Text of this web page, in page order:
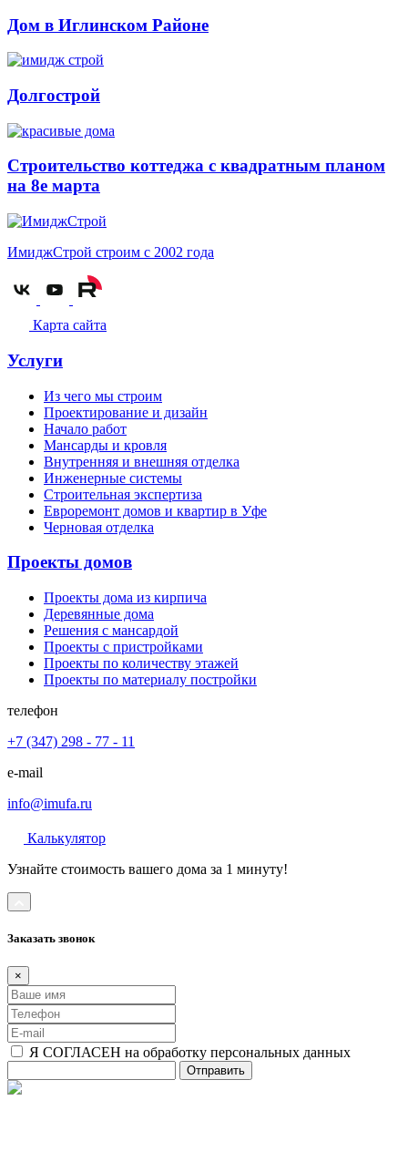
Дом в Иглинском Районе
Долгострой
Строительство коттеджа с квадратным планом
на 8е марта
ИмиджСтрой строим с 2002 года
Карта сайта
Услуги
Из чего мы строим
Проектирование и дизайн
Начало работ
Мансарды и кровля
Внутренняя и внешняя отделка
Инженерные системы
Строительная экспертиза
Евроремонт домов и квартир в Уфе
Черновая отделка
Проекты домов
Проекты дома из кирпича
Деревянные дома
Решения с мансардой
Проекты с пристройками
Проекты по количеству этажей
Проекты по материалу постройки
телефон
+7 (347) 298 - 77 - 11
e-mail
info@imufa.ru
Калькулятор
Узнайте стоимость вашего дома за 1 минуту!
Заказать звонок
×
Я СОГЛАСЕН на обработку персональных данных
Отправить